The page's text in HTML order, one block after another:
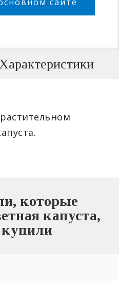
которые
капуста,